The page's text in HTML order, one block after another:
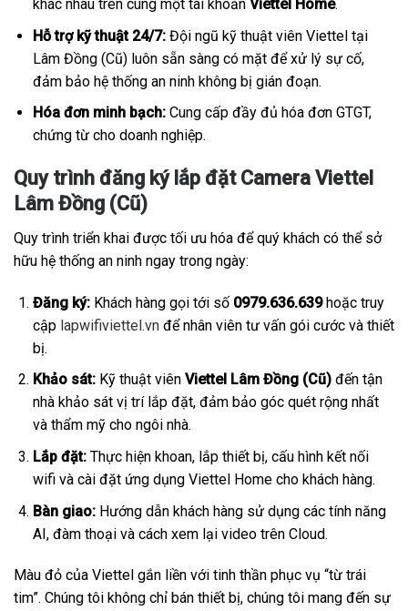
khác nhau trên cùng một tài khoản Viettel Home.
Hỗ trợ kỹ thuật 24/7:Đội ngũ kỹ thuật viên Viettel tại
Lâm Đồng (Cũ) luôn sẵn sàng có mặt để xử lý sự cố,
đảm bảo hệ thống an ninh không bị gián đoạn.
Hóa đơn minh bạch:Cung cấp đầy đủ hóa đơn GTGT,
chứng từ cho doanh nghiệp.
Quy trình đăng ký lắp đặt Camera Viettel
Lâm Đồng (Cũ)
Quy trình triển khai được tối ưu hóa để quý khách có thể sở
hữu hệ thống an ninh ngay trong ngày:
Đăng ký:Khách hàng gọi tới số 0979.636.639hoặc truy
cập lapwifiviettel.vnđể nhân viên tư vấn gói cước và thiết
bị.
Khảo sát:Kỹ thuật viên Viettel Lâm Đồng (Cũ)đến tận
nhà khảo sát vị trí lắp đặt, đảm bảo góc quét rộng nhất
và thẩm mỹ cho ngôi nhà.
Lắp đặt:Thực hiện khoan, lắp thiết bị, cấu hình kết nối
wifi và cài đặt ứng dụng Viettel Home cho khách hàng.
Bàn giao:Hướng dẫn khách hàng sử dụng các tính năng
AI, đàm thoại và cách xem lại video trên Cloud.
Màu đỏ của Viettel gắn liền với tinh thần phục vụ “từ trái
tim”. Chúng tôi không chỉ bán thiết bị, chúng tôi mang đến sự